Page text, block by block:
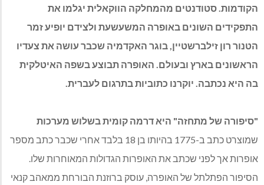
הקודמות. סטודנטים מהמחלקה הווקאלית יגלמו את
התפקידים השונים באופרה המשעשעת ולצידם יופיע זמר
הטנור רון זילברשטיין, בוגר האקדמיה שכבר עושה את צעדיו
הראשונים בארץ ובעולם. האופרה תבוצע בשפה האיטלקית
בה היא נכתבה. יוקרנו כתוביות בתרגום לעברית.
"סיפורה של מתחזה" היא דרמה קומית בשלוש מערכות
שמוצרט כתב ב-1775 בהיותו בן 18 בלבד אחרי שכבר כתב מספר
אופרות אך לפני שכתב את האופרות הגדולות המאוחרות שלו.
הסיפור הפתלתל של האופרה, עוסק ברוזנת הבורחת ממאהב קנאי